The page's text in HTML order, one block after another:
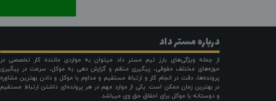
درباره مستر داد
از جمله ویژگی‌های بارز تیم مستر داد میتوان به مواردی ماننده کار تخصصی در
حوزه‌های مختلف حقوقی، پیگیری منظم و گزارش دهی به موکل، سرعت در پیگیری
پرونده‌ها، دقت در انجام کار و ارتباط مستقیم و مداوم با موکل و دادن بهترین مشاوره
در بهترین زمان ممکن است. یکی از موارد مهم در هر پرونده‌ای داشتن ارتباط مستقیم
و دوستانه با موکل برای احقاق حق وی میباشد.